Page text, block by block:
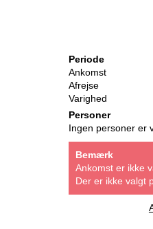
Periode
Ankomst
Afrejse
Varighed
Personer
Ingen personer er
Bemærk
Ankomst er ikke
Der er ikke valgt